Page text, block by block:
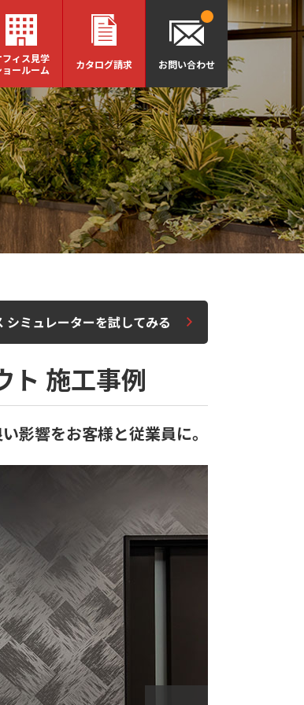
フィス見学
ョールーム
カタログ請求 お問い合わせ
シミュレーターを試してみる
ト 施工事例
影響をお客様と従業員に。